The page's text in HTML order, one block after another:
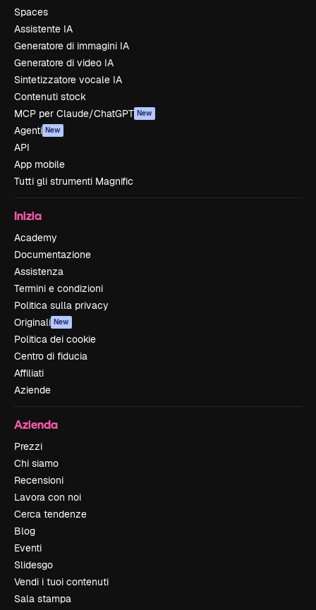
Spaces
Assistente IA
Generatore di immagini IA
Generatore di video IA
Sintetizzatore vocale IA
Contenuti stock
MCP per Claude/ChatGPT New
Agenti New
API
App mobile
Tutti gli strumenti Magnific
Inizia
Academy
Documentazione
Assistenza
Termini e condizioni
Politica sulla privacy
Originali New
Politica dei cookie
Centro di fiducia
Affiliati
Aziende
Azienda
Prezzi
Chi siamo
Recensioni
Lavora con noi
Cerca tendenze
Blog
Eventi
Slidesgo
Vendi i tuoi contenuti
Sala stampa